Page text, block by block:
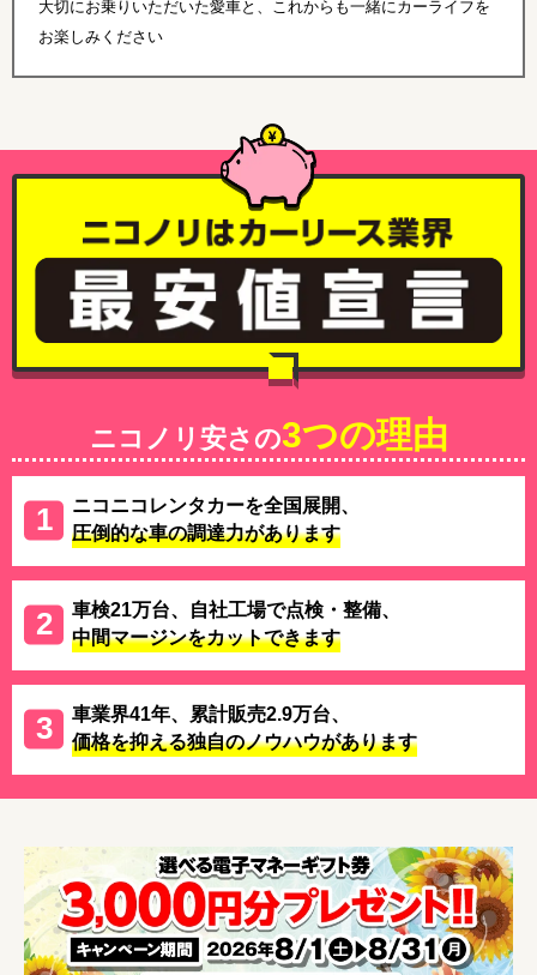
大切にお乗りいただいた愛車と、これからも一緒にカーライフを
お楽しみください
ニコノリ安さの3つの理由
ニコニコレンタカーを全国展開、
圧倒的な車の調達力があります
車検21万台、自社工場で点検・整備、
中間マージンをカットできます
車業界41年、累計販売2.9万台、
価格を抑える独自のノウハウがあります